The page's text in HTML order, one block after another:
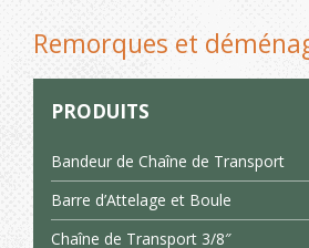
Remorques et
PRODUITS
Bandeur de Chaîne de Transport
Barre d’Attelage et Boule
Chaîne de Transport 3/8″